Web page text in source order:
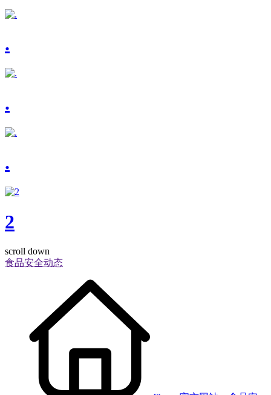
.
.
.
2
scroll down
食品安全动态